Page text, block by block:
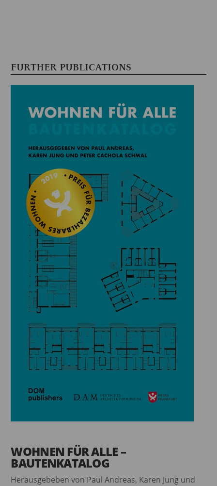
FURTHER PUBLICATIONS
WOHNEN FÜR ALLE –
BAUTENKATALOG
Herausgebeben von Paul Andreas, Karen Jung und